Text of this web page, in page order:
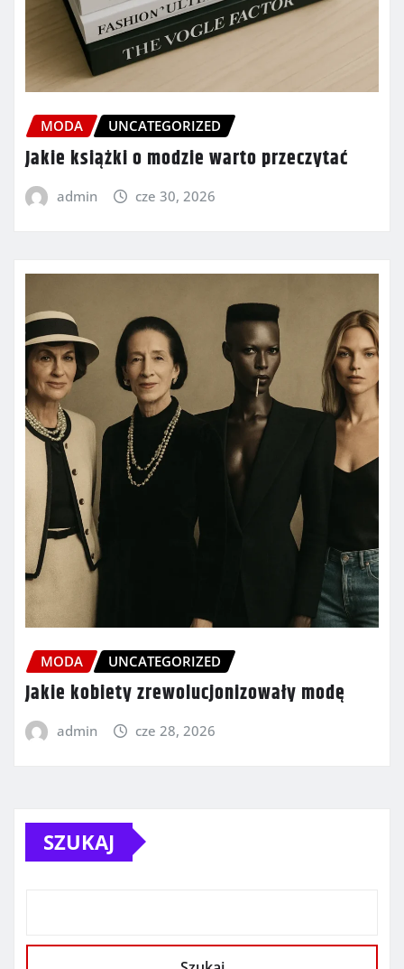
MODA UNCATEGORIZED
Jakie książki o modzie warto przeczytać
admin cze 30, 2026
MODA UNCATEGORIZED
Jakie kobiety zrewolucjonizowały modę
admin cze 28, 2026
SZUKAJ